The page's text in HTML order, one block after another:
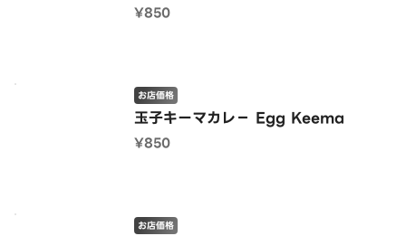
¥850
玉子キーマカレ− Egg Keema
お店価格
¥850
お店価格